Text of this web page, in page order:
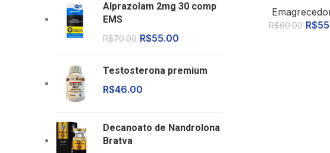
Alprazolam 2mg 30 comp
EMS
R$70.00 R$55.00
Testosterona premium
R$46.00
Decanoato de Nandrolona
Bratva
R$60.00 R$